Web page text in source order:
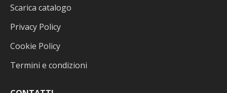
Scarica catalogo
Privacy Policy
Cookie Policy
Termini e condizioni